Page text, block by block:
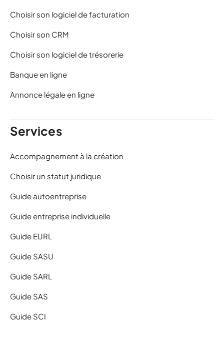
Choisir son logiciel de facturation
Choisir son CRM
Choisir son logiciel de trésorerie
Banque en ligne
Annonce légale en ligne
Services
Accompagnement à la création
Choisir un statut juridique
Guide autoentreprise
Guide entreprise individuelle
Guide EURL
Guide SASU
Guide SARL
Guide SAS
Guide SCI